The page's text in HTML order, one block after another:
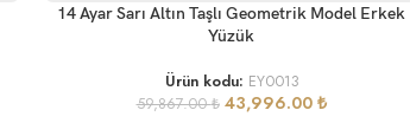
SEPETE EKLE
14 Ayar Sarı Altın Taşlı Geometrik Model Erkek
Yüzük
Ürün kodu: EY0013
59,867.00₺ 43,996.00 ₺